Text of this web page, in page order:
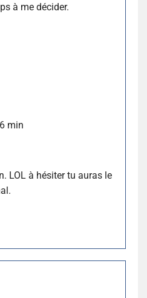
à me décider.
min
LOL à hésiter tu auras le